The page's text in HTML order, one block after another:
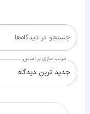
جستجو در دیدگاه‌ها
مرتب سازی بر اساس
جدید ترین دیدگاه